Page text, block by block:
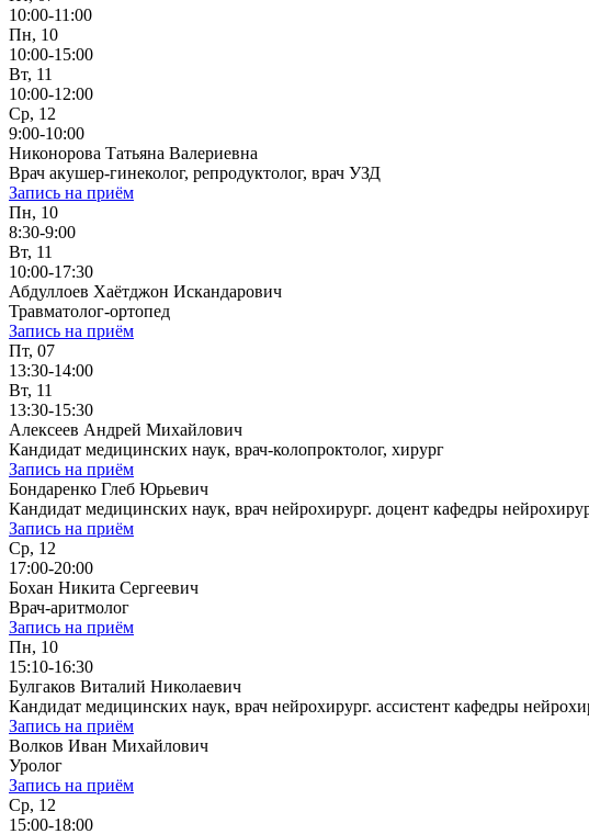
10:00-11:00
Пн, 10
10:00-15:00
Вт, 11
10:00-12:00
Ср, 12
9:00-10:00
Никонорова Татьяна Валериевна
Врач акушер-гинеколог, репродуктолог, врач УЗД
Запись на приём
Пн, 10
8:30-9:00
Вт, 11
10:00-17:30
Абдуллоев Хаётджон Искандарович
Травматолог-ортопед
Запись на приём
Пт, 07
13:30-14:00
Вт, 11
13:30-15:30
Алексеев Андрей Михайлович
Кандидат медицинских наук, врач-колопроктолог, хирург
Запись на приём
Бондаренко Глеб Юрьевич
Кандидат медицинских наук, врач нейрохирург. доцент кафедры
Запись на приём
Ср, 12
17:00-20:00
Бохан Никита Сергеевич
Врач-аритмолог
Запись на приём
Пн, 10
15:10-16:30
Булгаков Виталий Николаевич
Кандидат медицинских наук, врач нейрохирург. ассистент кафедры
Запись на приём
Волков Иван Михайлович
Уролог
Запись на приём
Ср, 12
15:00-18:00